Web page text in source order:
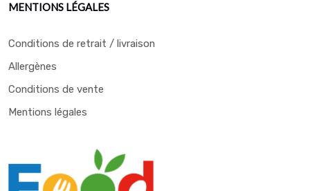
MENTIONS LÉGALES
Conditions de retrait / livraison
Allergènes
Conditions de vente
Mentions légales